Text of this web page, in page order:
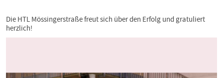
Die HTL Mössingerstraße freut sich über den Erfolg und gratuliert
herzlich!